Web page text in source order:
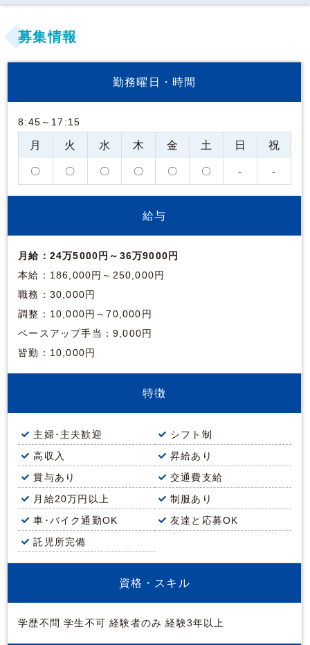
募集情報
勤務曜日・時間
8:45～17:15
月 火 水 木 金 土 日 祝
〇 〇 〇 〇 〇 〇 - -
給与
月給：24万5000円～36万9000円
本給：186,000円～250,000円
職務：30,000円
調整：10,000円～70,000円
ベースアップ手当：9,000円
皆勤：10,000円
特徴
主婦･主夫歓迎
シフト制
高収入
昇給あり
賞与あり
交通費支給
月給20万円以上
制服あり
車･バイク通勤OK
友達と応募OK
託児所完備
資格・スキル
学歴不問 学生不可 経験者のみ 経験3年以上